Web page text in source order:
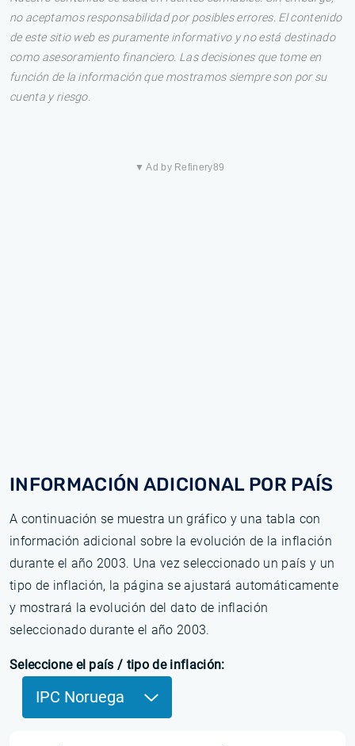
no aceptamos responsabilidad por posibles errores. El contenido
de este sitio web es puramente informativo y no está destinado
como asesoramiento financiero. Las decisiones que tome en
función de la información que mostramos siempre son por su
cuenta y riesgo.
▼ Ad by Refinery89
INFORMACIÓN ADICIONAL POR PAÍS
A continuación se muestra un gráfico y una tabla con
información adicional sobre la evolución de la inflación
durante el año 2003. Una vez seleccionado un país y un
tipo de inflación, la página se ajustará automáticamente
y mostrará la evolución del dato de inflación
seleccionado durante el año 2003.
Seleccione el país / tipo de inflación:
IPC Noruega